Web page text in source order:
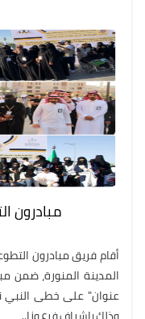
مبادرون
أقام فريق مبادرون
المدينة المنورة، ضمن
عنوان" على خطى النبي